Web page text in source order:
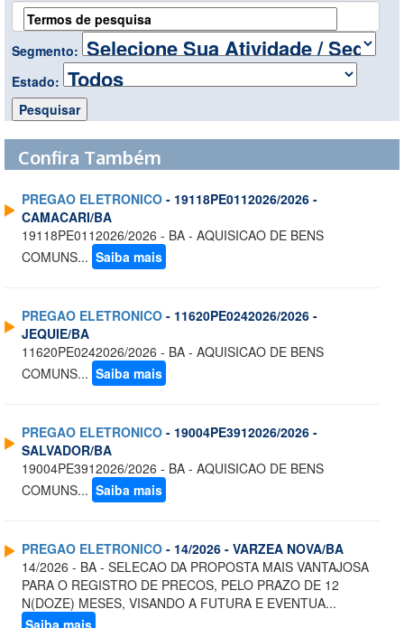
Segmento:
Estado:
Confira Também
PREGAO ELETRONICO - 19118PE0112026/2026 -
CAMACARI/BA
19118PE0112026/2026 - BA - AQUISICAO DE BENS
COMUNS... Saiba mais
PREGAO ELETRONICO - 11620PE0242026/2026 -
JEQUIE/BA
11620PE0242026/2026 - BA - AQUISICAO DE BENS
COMUNS... Saiba mais
PREGAO ELETRONICO - 19004PE3912026/2026 -
SALVADOR/BA
19004PE3912026/2026 - BA - AQUISICAO DE BENS
COMUNS... Saiba mais
PREGAO ELETRONICO - 14/2026 - VARZEA NOVA/BA
14/2026 - BA - SELECAO DA PROPOSTA MAIS VANTAJOSA
PARA O REGISTRO DE PRECOS, PELO PRAZO DE 12
N(DOZE) MESES, VISANDO A FUTURA E EVENTUA...